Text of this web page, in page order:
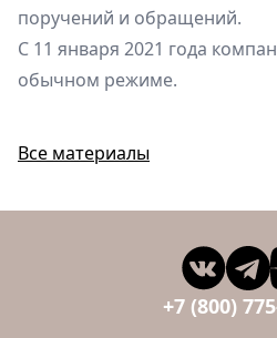
поручений и обращений.
С 11 января 2021 года
обычном режиме.
Все материалы
+7 (800)